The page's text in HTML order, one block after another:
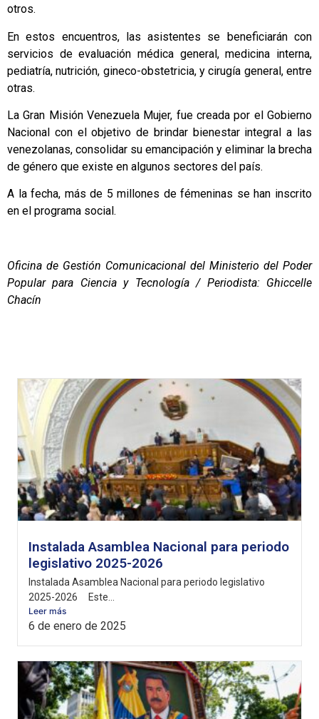
otros.
En estos encuentros, las asistentes se beneficiarán con
servicios de evaluación médica general, medicina interna,
pediatría, nutrición, gineco-obstetricia, y cirugía general, entre
otras.
La Gran Misión Venezuela Mujer, fue creada por el Gobierno
Nacional con el objetivo de brindar bienestar integral a las
venezolanas, consolidar su emancipación y eliminar la brecha
de género que existe en algunos sectores del país.
A la fecha, más de 5 millones de fémeninas se han inscrito
en el programa social.
Oficina de Gestión Comunicacional del Ministerio del Poder
Popular para Ciencia y Tecnología / Periodista: Ghiccelle
Chacín
Instalada Asamblea Nacional para periodo
legislativo 2025-2026
Instalada Asamblea Nacional para periodo legislativo
2025-2026 Este...
Leer más
6 de enero de 2025